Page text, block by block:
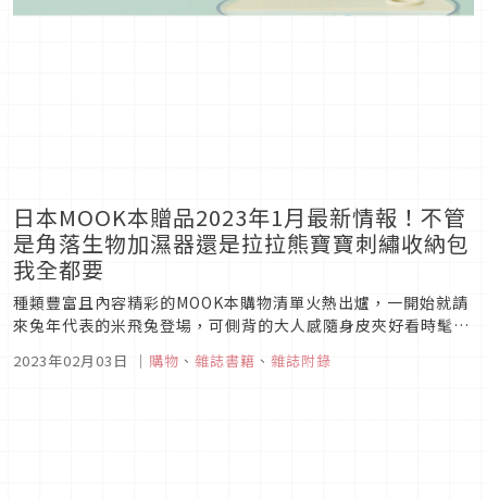
日本MOOK本贈品2023年1月最新情報！不管
是角落生物加濕器還是拉拉熊寶寶刺繡收納包
我全都要
種類豐富且內容精彩的MOOK本購物清單火熱出爐，一開始就請
來兔年代表的米飛兔登場，可側背的大人感隨身皮夾好看時髦不
讓人好心動，近期流行的音波電動按摩梳則是日本女生頭髮柔順
2023年02月03日 ｜ 購物 、 雜誌書籍 、 雜誌附錄